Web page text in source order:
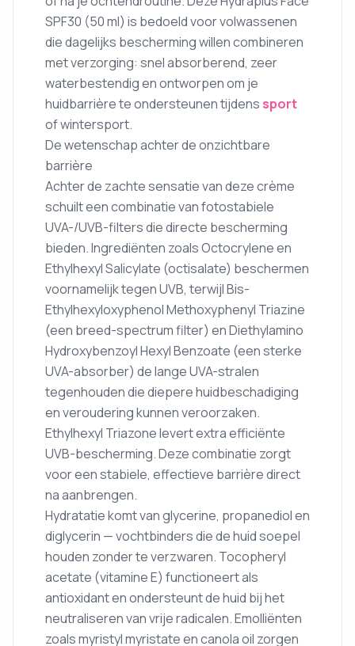
SPF30 (50 ml) is bedoeld voor volwassenen
die dagelijks bescherming willen combineren
met verzorging: snel absorberend, zeer
waterbestendig en ontworpen om je
huidbarrière te ondersteunen tijdens sport
of wintersport.
De wetenschap achter de onzichtbare
barrière
Achter de zachte sensatie van deze crème
schuilt een combinatie van fotostabiele
UVA-/UVB-filters die directe bescherming
bieden. Ingrediënten zoals Octocrylene en
Ethylhexyl Salicylate (octisalate) beschermen
voornamelijk tegen UVB, terwijl Bis-
Ethylhexyloxyphenol Methoxyphenyl Triazine
(een breed-spectrum filter) en Diethylamino
Hydroxybenzoyl Hexyl Benzoate (een sterke
UVA-absorber) de lange UVA-stralen
tegenhouden die diepere huidbeschadiging
en veroudering kunnen veroorzaken.
Ethylhexyl Triazone levert extra efficiënte
UVB-bescherming. Deze combinatie zorgt
voor een stabiele, effectieve barrière direct
na aanbrengen.
Hydratatie komt van glycerine, propanediol en
diglycerin — vochtbinders die de huid soepel
houden zonder te verzwaren. Tocopheryl
acetate (vitamine E) functioneert als
antioxidant en ondersteunt de huid bij het
neutraliseren van vrije radicalen. Emolliënten
zoals myristyl myristate en canola oil zorgen